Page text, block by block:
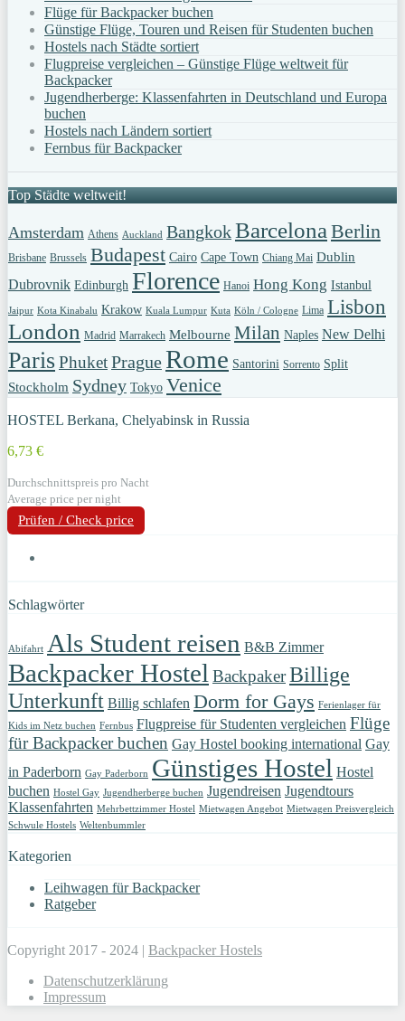
Flüge für Backpacker buchen
Günstige Flüge, Touren und Reisen für Studenten buchen
Hostels nach Städte sortiert
Flugpreise vergleichen – Günstige Flüge weltweit für
Backpacker
Jugendherberge: Klassenfahrten in Deutschland und Europa
buchen
Hostels nach Ländern sortiert
Fernbus für Backpacker
Top Städte weltweit!
Amsterdam Athens Auckland BangkokBarcelonaBerlin
Brisbane Brussels Budapest Cairo Cape Town Chiang Mai Dublin
Dubrovnik Edinburgh Florence Hanoi Hong Kong Istanbul
Jaipur Kota Kinabalu Krakow Kuala Lumpur Kuta Köln / Cologne Lima Lisbon
London Madrid Marrakech Melbourne Milan Naples New Delhi
ParisPhuketPragueRome Santorini Sorrento Split
Stockholm Sydney Tokyo Venice
HOSTEL Berkana, Chelyabinsk in Russia
6,73 €
Durchschnittspreis pro Nacht
Average price per night
Prüfen / Check price
Schlagwörter
Abifahrt Als Student reisen B&B Zimmer
Backpacker HostelBackpakerBillige
Unterkunft Billig schlafen Dorm for Gays Ferienlager für
Kids im Netz buchen Fernbus Flugpreise für Studenten vergleichen Flüge
für Backpacker buchen Gay Hostel booking international Gay
in Paderborn Gay Paderborn Günstiges Hostel Hostel
buchen Hostel Gay Jugendherberge buchen Jugendreisen Jugendtours
Klassenfahrten Mehrbettzimmer Hostel Mietwagen Angebot Mietwagen Preisvergleich
Schwule Hostels Weltenbummler
Kategorien
Leihwagen für Backpacker
Ratgeber
Copyright 2017 - 2024 | Backpacker Hostels
Datenschutzerklärung
Impressum